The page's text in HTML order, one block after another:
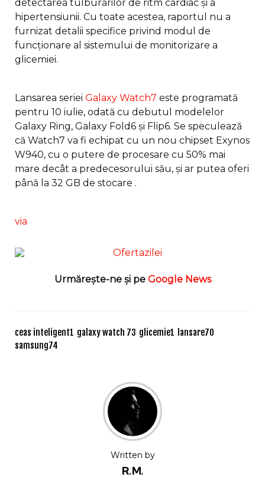
detectarea tulburărilor de ritm cardiac și a
hipertensiunii. Cu toate acestea, raportul nu a
furnizat detalii specifice privind modul de
funcționare al sistemului de monitorizare a
glicemiei.
Lansarea seriei Galaxy Watch7 este programată
pentru 10 iulie, odată cu debutul modelelor
Galaxy Ring, Galaxy Fold6 și Flip6. Se speculează
că Watch7 va fi echipat cu un nou chipset Exynos
W940, cu o putere de procesare cu 50% mai
mare decât a predecesorului său, și ar putea oferi
până la 32 GB de stocare .
via
Urmărește-ne și pe Google News
ceas inteligent1 galaxy watch 73 glicemie1 lansare70
samsung74
Written by
R.M.